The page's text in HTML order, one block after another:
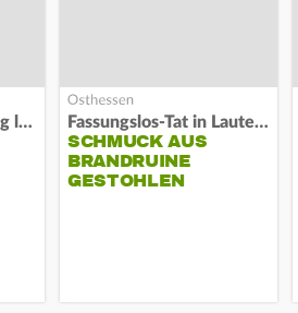
"Löwen aus dem Käfig lassen" Fassungslos-Tat in Lauterbach
SCHMUCK AUS
BRANDRUINE
GESTOHLEN